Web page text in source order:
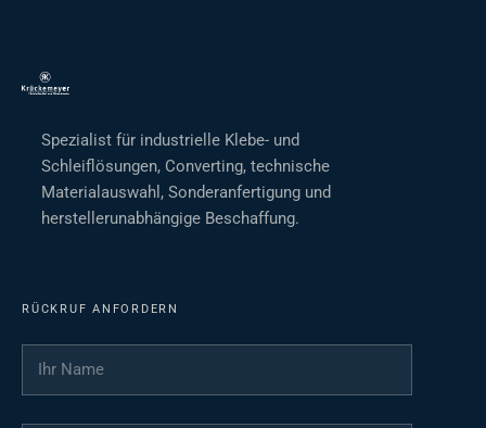
Spezialist für industrielle Klebe- und
Schleiflösungen, Converting, technische
Materialauswahl, Sonderanfertigung und
herstellerunabhängige Beschaffung.
RÜCKRUF ANFORDERN
Ihr Name